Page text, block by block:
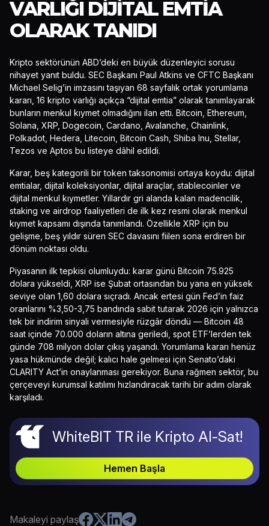
VARLIĞI DIJITAL EMTIA
OLARAK TANIDI
Kripto sektörünün ABD’deki en büyük düzenleyici sorusu
nihayet yanıt buldu. SEC Başkanı Paul Atkins ve CFTC Başkanı
Michael Selig’in imzasını taşıyan 68 sayfalık ortak yorumlama
kararı, 16 kripto varlığı açıkça “dijital emtia” olarak tanımlayarak
bunların menkul kıymet olmadığını ilan etti. Bitcoin, Ethereum,
Solana, XRP, Dogecoin, Cardano, Avalanche, Chainlink,
Polkadot, Hedera, Litecoin, Bitcoin Cash, Shiba Inu, Stellar,
Tezos ve Aptos bu listeye dâhil edildi.
Karar, beş kategorili bir token taksonomisi ortaya koydu: dijital
emtialar, dijital koleksiyonlar, dijital araçlar, stablecoinler ve
dijital menkul kıymetler. Yıllardır gri alanda kalan madencilik,
staking ve airdrop faaliyetleri de ilk kez resmi olarak menkul
kıymet kapsamı dışında tanımlandı. Özellikle XRP için bu
gelişme, beş yıldır süren SEC davasını fiilen sona erdiren bir
dönüm noktası oldu.
Piyasanın ilk tepkisi olumluydu: karar günü Bitcoin 75.925
dolara yükseldi, XRP ise Şubat ortasından bu yana en yüksek
seviye olan 1,60 dolara sıçradı. Ancak ertesi gün Fed’in faiz
oranlarını %3,50-3,75 bandında sabit tutarak 2026 için yalnızca
tek bir indirim sinyali vermesiyle rüzgâr döndü — Bitcoin 48
saat içinde 70.000 doların altına geriledi, spot ETF’lerden tek
günde 708 milyon dolar çıkış yaşandı. Yorumlama kararı henüz
yasa hükmünde değil; kalıcı hale gelmesi için Senato’daki
CLARITY Act’in onaylanması gerekiyor. Buna rağmen sektör, bu
çerçeveyi kurumsal katılımı hızlandıracak tarihi bir adım olarak
karşıladı.
WhiteBIT TR ile Kripto Al-Sat!
Hemen Başla
Makaleyi paylaş